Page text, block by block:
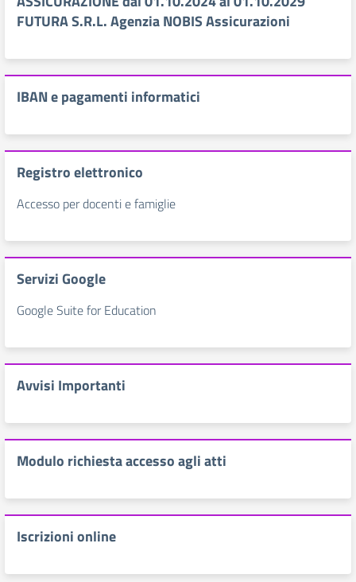
FUTURA S.R.L. Agenzia NOBIS Assicurazioni
IBAN e pagamenti informatici
Registro elettronico
Accesso per docenti e famiglie
Servizi Google
Google Suite for Education
Avvisi Importanti
Modulo richiesta accesso agli atti
Iscrizioni online